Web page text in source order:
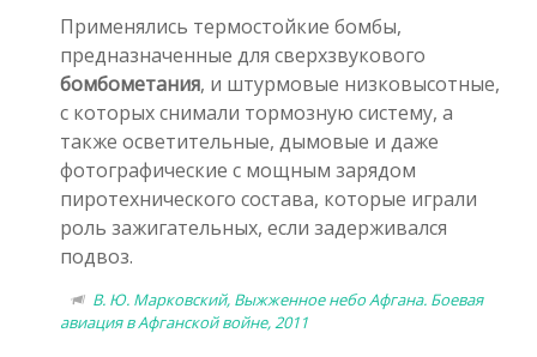
Применялись термостойкие бомбы,
предназначенные для сверхзвукового
бомбометания, и штурмовые низковысотные,
с которых снимали тормозную систему, а
также осветительные, дымовые и даже
фотографические с мощным зарядом
пиротехнического состава, которые играли
роль зажигательных, если задерживался
подвоз.
В. Ю. Марковский, Выжженное небо Афгана. Боевая
авиация в Афганской войне, 2011